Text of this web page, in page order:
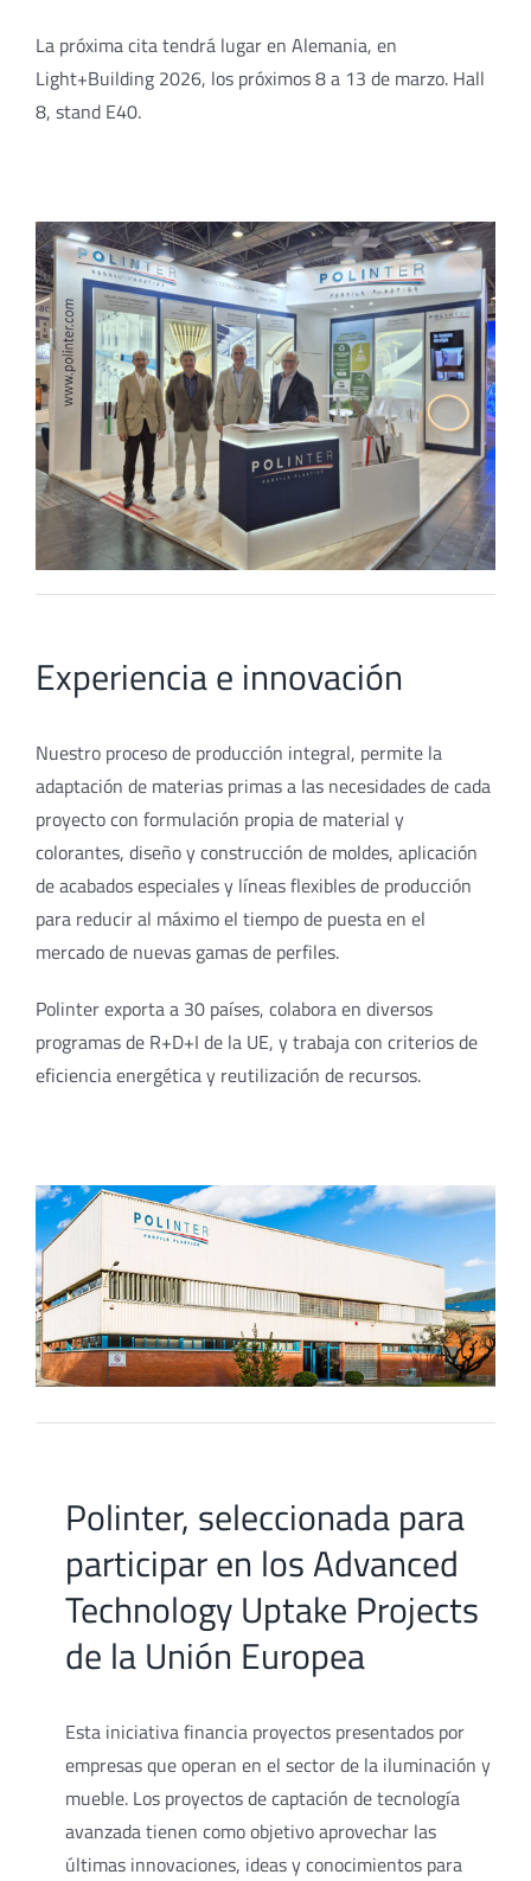
La próxima cita tendrá lugar en Alemania, en
Light+Building 2026, los próximos 8 a 13 de marzo. Hall
8, stand E40.
Experiencia e innovación
Nuestro proceso de producción integral, permite la
adaptación de materias primas a las necesidades de cada
proyecto con formulación propia de material y
colorantes, diseño y construcción de moldes, aplicación
de acabados especiales y líneas flexibles de producción
para reducir al máximo el tiempo de puesta en el
mercado de nuevas gamas de perfiles.
Polinter exporta a 30 países, colabora en diversos
programas de R+D+I de la UE, y trabaja con criterios de
eficiencia energética y reutilización de recursos.
Polinter, seleccionada para
participar en los Advanced
Technology Uptake Projects
de la Unión Europea
Esta iniciativa financia proyectos presentados por
empresas que operan en el sector de la iluminación y
mueble. Los proyectos de captación de tecnología
avanzada tienen como objetivo aprovechar las
últimas innovaciones, ideas y conocimientos para